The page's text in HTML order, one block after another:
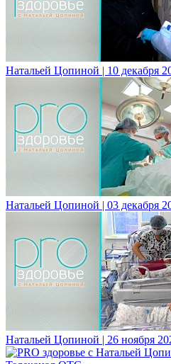
Натальей Цопиной | 10 декабря
Натальей Цопиной | 03 декабря
Натальей Цопиной | 26 ноября